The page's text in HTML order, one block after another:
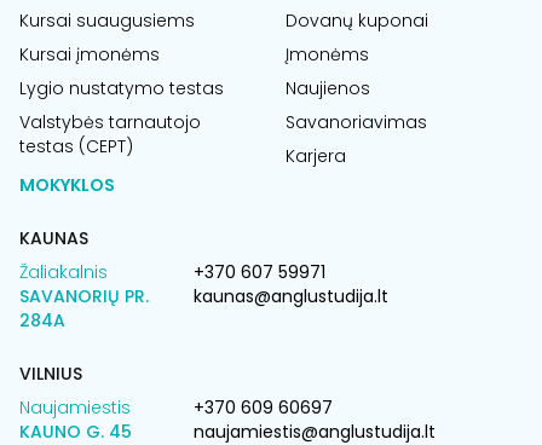
Kursai suaugusiems
Kursai įmonėms
Lygio nustatymo testas
Valstybės tarnautojo
testas (CEPT)
Dovanų kuponai
Įmonėms
Naujienos
Savanoriavimas
Karjera
MOKYKLOS
KAUNAS
Žaliakalnis
SAVANORIŲ PR.
284A
+370 607 59971
kaunas@anglustudija.lt
VILNIUS
Naujamiestis
KAUNO G. 45
+370 609 60697
naujamiestis@anglustudija.lt